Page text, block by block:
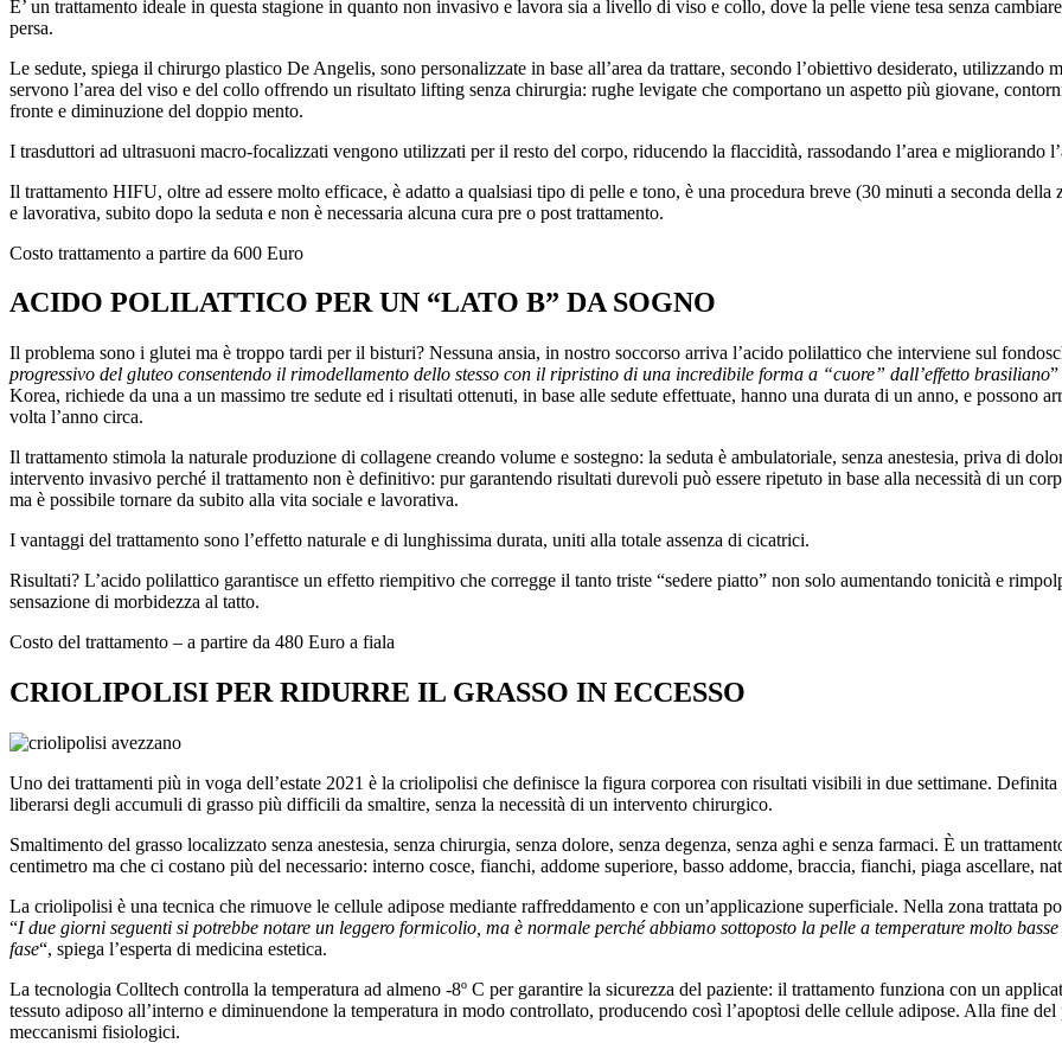
E’ un trattamento ideale in questa stagione in quanto non invasivo e lavora sia a livello di viso e collo, dove la pelle viene tesa senza
persa.
Le sedute, spiega il chirurgo plastico De Angelis, sono personalizzate in base all’area da trattare, secondo l’obiettivo desiderato,
servono l’area del viso e del collo offrendo un risultato lifting senza chirurgia: rughe levigate che comportano un aspetto più giovane,
fronte e diminuzione del doppio mento.
I trasduttori ad ultrasuoni macro-focalizzati vengono utilizzati per il resto del corpo, riducendo la flaccidità, rassodando l’area e migliorando
Il trattamento HIFU, oltre ad essere molto efficace, è adatto a qualsiasi tipo di pelle e tono, è una procedura breve (30 minuti a seconda
e lavorativa, subito dopo la seduta e non è necessaria alcuna cura pre o post trattamento.
Costo trattamento a partire da 600 Euro
ACIDO POLILATTICO PER UN “LATO B” DA SOGNO
Il problema sono i glutei ma è troppo tardi per il bisturi? Nessuna ansia, in nostro soccorso arriva l’acido polilattico che interviene sul
progressivo del gluteo consentendo il rimodellamento dello stesso con il ripristino di una incredibile forma a “cuore” dall’effetto brasiliano
Korea, richiede da una a un massimo tre sedute ed i risultati ottenuti, in base alle sedute effettuate, hanno una durata di un anno, e possono
volta l’anno circa.
Il trattamento stimola la naturale produzione di collagene creando volume e sostegno: la seduta è ambulatoriale, senza anestesia, priva di
intervento invasivo perché il trattamento non è definitivo: pur garantendo risultati durevoli può essere ripetuto in base alla necessità di un
ma è possibile tornare da subito alla vita sociale e lavorativa.
I vantaggi del trattamento sono l’effetto naturale e di lunghissima durata, uniti alla totale assenza di cicatrici.
Risultati? L’acido polilattico garantisce un effetto riempitivo che corregge il tanto triste “sedere piatto” non solo aumentando tonicità e
sensazione di morbidezza al tatto.
Costo del trattamento – a partire da 480 Euro a fiala
CRIOLIPOLISI PER RIDURRE IL GRASSO IN ECCESSO
Uno dei trattamenti più in voga dell’estate 2021 è la criolipolisi che definisce la figura corporea con risultati visibili in due settimane.
liberarsi degli accumuli di grasso più difficili da smaltire, senza la necessità di un intervento chirurgico.
Smaltimento del grasso localizzato senza anestesia, senza chirurgia, senza dolore, senza degenza, senza aghi e senza farmaci. È un
centimetro ma che ci costano più del necessario: interno cosce, fianchi, addome superiore, basso addome, braccia, fianchi, piaga ascellare,
La criolipolisi è una tecnica che rimuove le cellule adipose mediante raffreddamento e con un’applicazione superficiale. Nella zona trattata
“I due giorni seguenti si potrebbe notare un leggero formicolio, ma è normale perché abbiamo sottoposto la pelle a temperature molto
fase“, spiega l’esperta di medicina estetica.
La tecnologia Colltech controlla la temperatura ad almeno -8º C per garantire la sicurezza del paziente: il trattamento funziona con un
tessuto adiposo all’interno e diminuendone la temperatura in modo controllato, producendo così l’apoptosi delle cellule adipose. Alla fine
meccanismi fisiologici.